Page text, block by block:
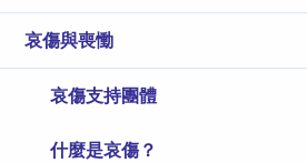
哀傷與喪慟
哀傷支持團體
什麼是哀傷？